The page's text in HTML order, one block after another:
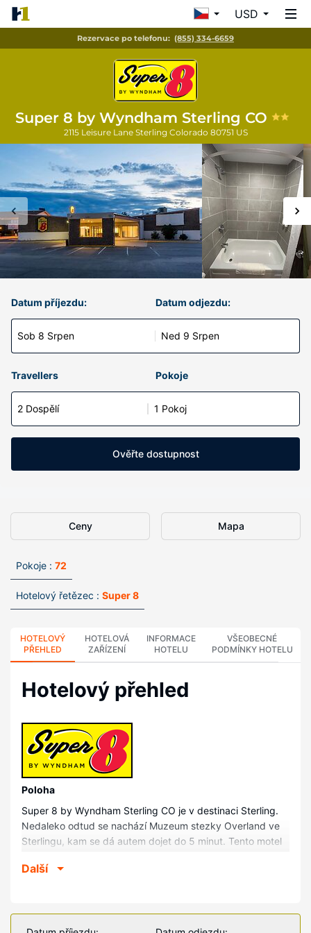
USD
Rezervace po telefonu: (855) 334-6659
Super 8 by Wyndham Sterling CO
2115 Leisure Lane Sterling Colorado 80751 US
Datum příjezdu:
Sob 8 Srpen
Datum odjezdu:
Ned 9 Srpen
Travellers Pokoje
2 Dospělí 1 Pokoj
Ověřte dostupnost
Ceny Mapa
Pokoje : 72
Hotelový řetězec : Super 8
HOTELOVÝ
PŘEHLED
HOTELOVÁ
ZAŘÍZENÍ
INFORMACE
HOTELU
VŠEOBECNÉ
PODMÍNKY HOTELU
Hotelový přehled
Poloha
Super 8 by Wyndham Sterling CO je v destinaci Sterling.
Nedaleko odtud se nachází Muzeum stezky Overland ve
Sterlingu, kam se dá autem dojet do 5 minut. Tento motel
km od Řeka South Platte.
V jednom z 72 klimatizovaných pokojů, k jejichž vybavení
patří lednička a mikrovlnná trouba, se budete cítit jako
Další